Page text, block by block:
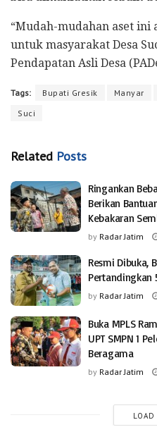
“Mudah-mudahan aset ini
untuk masyarakat Desa
Pendapatan Asli Desa
Tags: Bupati Gresik Manyar
Suci
Related Posts
Ringankan
Berikan
Kebakaran
by Radar Jatim
Resmi Dibuka,
Pertandingkan
by Radar Jatim
Buka MPLS
UPT SMPN 1
Beragama
by Radar Jatim
LOAD